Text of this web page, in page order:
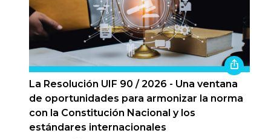
La Resolución UIF 90 / 2026 - Una ventana
de oportunidades para armonizar la norma
con la Constitución Nacional y los
estándares internacionales